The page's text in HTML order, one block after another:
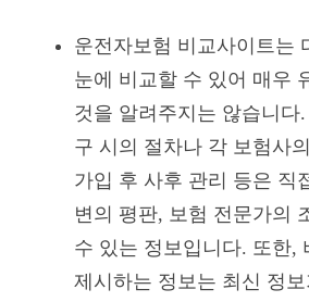
운전자보험 비교사이트는
눈에 비교할 수 있어 매우
것을 알려주지는 않습니다
구 시의 절차나 각 보험사
가입 후 사후 관리 등은 직
변의 평판, 보험 전문가의
수 있는 정보입니다. 또한,
제시하는 정보는 최신 정